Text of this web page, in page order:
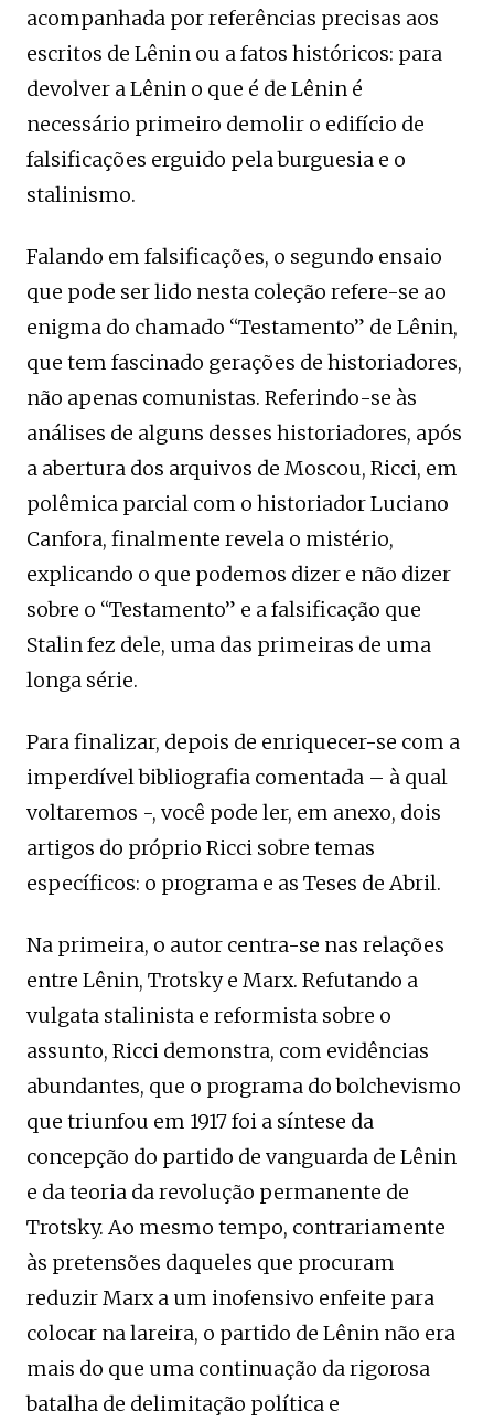
acompanhada por referências precisas aos
escritos de Lênin ou a fatos históricos: para
devolver a Lênin o que é de Lênin é
necessário primeiro demolir o edifício de
falsificações erguido pela burguesia e o
stalinismo.
Falando em falsificações, o segundo ensaio
que pode ser lido nesta coleção refere-se ao
enigma do chamado “Testamento” de Lênin,
que tem fascinado gerações de historiadores,
não apenas comunistas. Referindo-se às
análises de alguns desses historiadores, após
a abertura dos arquivos de Moscou, Ricci, em
polêmica parcial com o historiador Luciano
Canfora, finalmente revela o mistério,
explicando o que podemos dizer e não dizer
sobre o “Testamento” e a falsificação que
Stalin fez dele, uma das primeiras de uma
longa série.
Para finalizar, depois de enriquecer-se com a
imperdível bibliografia comentada – à qual
voltaremos -, você pode ler, em anexo, dois
artigos do próprio Ricci sobre temas
específicos: o programa e as Teses de Abril.
Na primeira, o autor centra-se nas relações
entre Lênin, Trotsky e Marx. Refutando a
vulgata stalinista e reformista sobre o
assunto, Ricci demonstra, com evidências
abundantes, que o programa do bolchevismo
que triunfou em 1917 foi a síntese da
concepção do partido de vanguarda de Lênin
e da teoria da revolução permanente de
Trotsky. Ao mesmo tempo, contrariamente
às pretensões daqueles que procuram
reduzir Marx a um inofensivo enfeite para
colocar na lareira, o partido de Lênin não era
mais do que uma continuação da rigorosa
batalha de delimitação política e